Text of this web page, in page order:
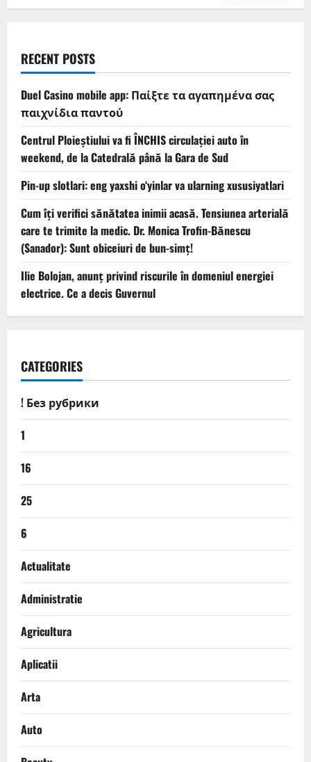
RECENT POSTS
Duel Casino mobile app: Παίξτε τα αγαπημένα σας
παιχνίδια παντού
Centrul Ploieștiului va fi ÎNCHIS circulației auto în
weekend, de la Catedrală până la Gara de Sud
Pin-up slotlari: eng yaxshi o‘yinlar va ularning xususiyatlari
Cum îți verifici sănătatea inimii acasă. Tensiunea arterială
care te trimite la medic. Dr. Monica Trofin-Bănescu
(Sanador): Sunt obiceiuri de bun-simț!
Ilie Bolojan, anunț privind riscurile în domeniul energiei
electrice. Ce a decis Guvernul
CATEGORIES
! Без рубрики
1
16
25
6
Actualitate
Administratie
Agricultura
Aplicatii
Arta
Auto